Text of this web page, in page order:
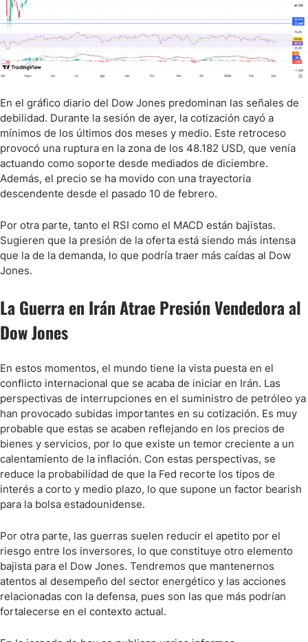
En el gráfico diario del Dow Jones predominan las señales de
debilidad. Durante la sesión de ayer, la cotización cayó a
mínimos de los últimos dos meses y medio. Este retroceso
provocó una ruptura en la zona de los 48.182 USD, que venía
actuando como soporte desde mediados de diciembre.
Además, el precio se ha movido con una trayectoria
descendente desde el pasado 10 de febrero.
Por otra parte, tanto el RSI como el MACD están bajistas.
Sugieren que la presión de la oferta está siendo más intensa
que la de la demanda, lo que podría traer más caídas al Dow
Jones.
La Guerra en Irán Atrae Presión Vendedora al
Dow Jones
En estos momentos, el mundo tiene la vista puesta en el
conflicto internacional que se acaba de iniciar en Irán. Las
perspectivas de interrupciones en el suministro de petróleo ya
han provocado subidas importantes en su cotización. Es muy
probable que estas se acaben reflejando en los precios de
bienes y servicios, por lo que existe un temor creciente a un
calentamiento de la inflación. Con estas perspectivas, se
reduce la probabilidad de que la Fed recorte los tipos de
interés a corto y medio plazo, lo que supone un factor bearish
para la bolsa estadounidense.
Por otra parte, las guerras suelen reducir el apetito por el
riesgo entre los inversores, lo que constituye otro elemento
bajista para el Dow Jones. Tendremos que mantenernos
atentos al desempeño del sector energético y las acciones
relacionadas con la defensa, pues son las que más podrían
fortalecerse en el contexto actual.